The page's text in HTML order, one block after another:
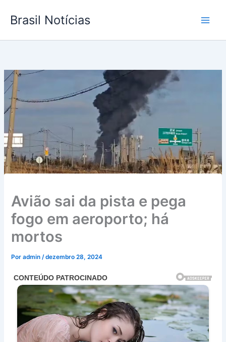
para
conteúdo
Brasil Notícias
Avião sai da pista e pega
fogo em aeroporto; há
mortos
Poradmin/dezembro 28, 2024